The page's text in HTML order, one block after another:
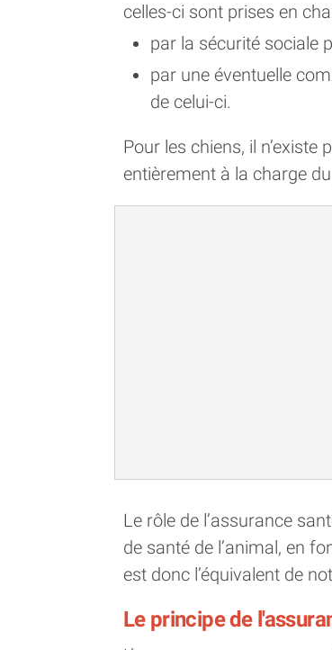
celles-ci sont prises en
par la sécurité sociale
par une éventuelle
de celui-ci.
Pour les chiens, il
entièrement à la charge
Le rôle de l’assurance
de santé de l’animal, en
est donc l’équivalent de
Le principe de